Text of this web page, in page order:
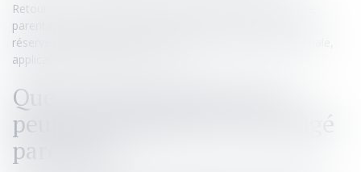
Retour sur les conditions qui entourent la prise d’un congé
parental dans le cadre du régime de droit commun, sous
réserve des dispositions de la convention collective nationale,
applicable à la relation de travail.
Quels sont les salariés qui
peuvent bénéficier d’un congé
parental ?